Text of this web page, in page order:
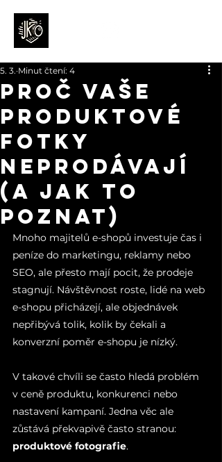
Proč vaše
produktové
fotky
neprodávají
(a jak to
poznat)
5. 3. Minut čtení: 4
Mnoho majitelů e-shopů investuje čas i
peníze do marketingu, reklamy nebo
SEO, ale přesto mají pocit, že prodeje
stagnují. Návštěvnost roste, lidé na web
e-shopu přicházejí, ale objednávek
nepřibývá tolik, kolik by čekali a
konverzní poměr e-shopu je nízký.
V takové chvíli se často hledá problém
v ceně produktu, konkurenci nebo
nastavení kampaní. Jedna věc ale
zůstává překvapivě často stranou:
produktové fotografie.